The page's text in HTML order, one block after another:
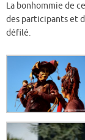
La bonhommie de
des participants et
défilé.